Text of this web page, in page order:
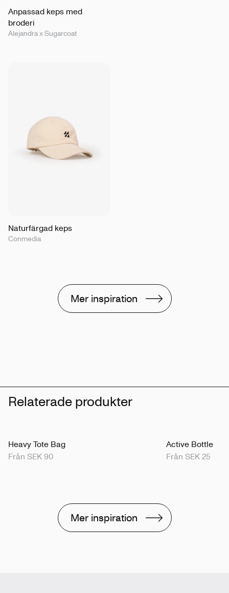
Anpassad keps med
broderi
Alejandra x Sugarcoat
Naturfärgad keps
Conmedia
Mer inspiration
Relaterade produkter
Heavy Tote Bag
Från SEK 90
Active Bottle
Från SEK 25
Mer inspiration